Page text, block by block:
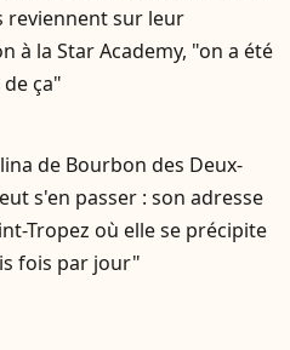
reviennent sur leur
à la Star Academy, "on a été
ça"
de Bourbon des Deux-
s'en passer : son adresse
Tropez où elle se précipite
fois par jour"